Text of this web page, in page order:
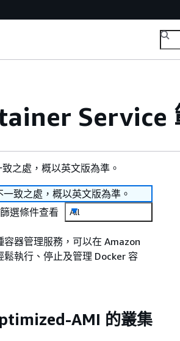
Service
之處，概以英文版為準。
致之處，概以英文版為準。
篩選條件查看
All
器管理服務，可以在 Amazon
執行、停止及管理 Docker 容
AMI 的叢集